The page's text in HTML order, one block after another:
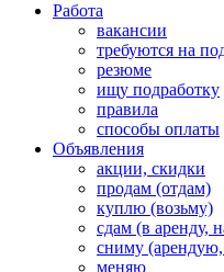
Работа
вакансии
требуются на
резюме
ищу подработку
правила
способы оплаты
Объявления
акции, скидки
продам (отдам)
куплю (возьму)
сдам (в аренду,
сниму (арендую,
меняю